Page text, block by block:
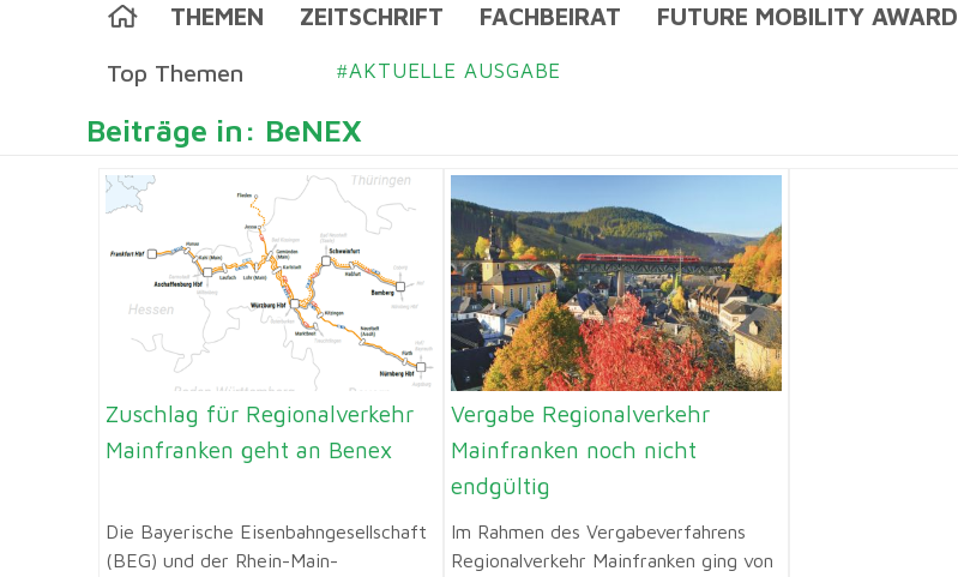
THEMEN ZEITSCHRIFT FACHBEIRAT FUTURE MOBILITY AWARD
Top Themen #AKTUELLE AUSGABE
Beiträge in: BeNEX
Zuschlag für Regionalverkehr
Mainfranken geht an Benex
Die Bayerische Eisenbahngesellschaft
(BEG) und der Rhein-Main-
Vergabe Regionalverkehr
Mainfranken noch nicht
endgültig
Im Rahmen des Vergabeverfahrens
Regionalverkehr Mainfranken ging von